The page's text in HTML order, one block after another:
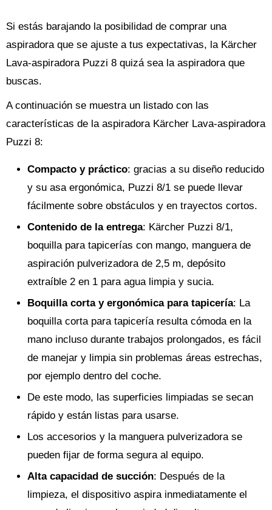
Si estás barajando la posibilidad de comprar una
aspiradora que se ajuste a tus expectativas, la Kärcher
Lava-aspiradora Puzzi 8 quizá sea la aspiradora que
buscas.
A continuación se muestra un listado con las
características de la aspiradora Kärcher Lava-aspiradora
Puzzi 8:
Compacto y práctico: gracias a su diseño reducido
y su asa ergonómica, Puzzi 8/1 se puede llevar
fácilmente sobre obstáculos y en trayectos cortos.
Contenido de la entrega: Kärcher Puzzi 8/1,
boquilla para tapicerías con mango, manguera de
aspiración pulverizadora de 2,5 m, depósito
extraíble 2 en 1 para agua limpia y sucia.
Boquilla corta y ergonómica para tapicería: La
boquilla corta para tapicería resulta cómoda en la
mano incluso durante trabajos prolongados, es fácil
de manejar y limpia sin problemas áreas estrechas,
por ejemplo dentro del coche.
De este modo, las superficies limpiadas se secan
rápido y están listas para usarse.
Los accesorios y la manguera pulverizadora se
pueden fijar de forma segura al equipo.
Alta capacidad de succión: Después de la
limpieza, el dispositivo aspira inmediatamente el